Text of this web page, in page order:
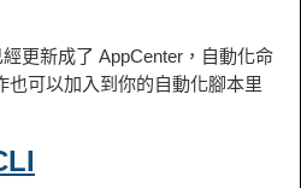
更新成了 AppCenter，自動化命
也可以加入到你的自動化腳本里